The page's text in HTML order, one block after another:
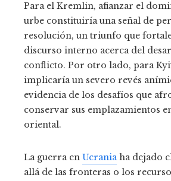
Para el Kremlin, afianzar el
urbe constituiría una señal de
resolución, un triunfo que
discurso interno acerca del
conflicto. Por otro lado, para
implicaría un severo revés
evidencia de los desafíos que
conservar sus emplazamientos
oriental.
La guerra en Ucraniaha dejado
allá de las fronteras o los